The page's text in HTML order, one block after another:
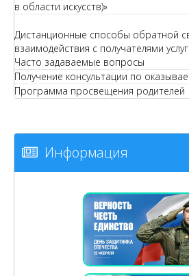
в области искусств)»
Дистанционные способы обратной
взаимодействия с получателями услуг
Часто задаваемые вопросы
Получение консультации по
Программа просвещения родителей
Информация